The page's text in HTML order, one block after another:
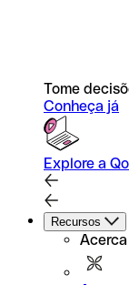
Tome
Conheça já
Explore a
Recursos